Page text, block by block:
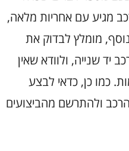
מגיע עם אחריות מלאה,
מומלץ לבדוק את
יד שנייה, ולוודא שאין
כמו כן, כדאי לבצע
ולהתרשם מהביצועים